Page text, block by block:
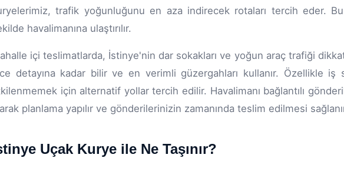
trafik yoğunluğunu en aza indirecek rotaları tercih eder.
havalimanına ulaştırılır.
içi teslimatlarda, İstinye'nin dar sokakları ve yoğun araç trafiği
detayına kadar bilir ve en verimli güzergahları kullanır. Özellikle iş
için alternatif yollar tercih edilir. Havalimanı bağlantılı
planlama yapılır ve gönderilerinizin zamanında teslim edilmesi
Uçak Kurye ile Ne Taşınır?